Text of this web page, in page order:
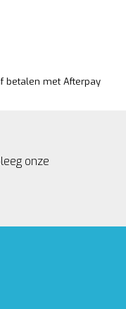
betalen met Afterpay
onze